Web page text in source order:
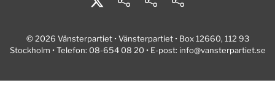
© 2026 Vänsterpartiet • Vänsterpartiet • Box 12660, 112 93
Stockholm • Telefon: 08-654 08 20 • E-post: info@vansterpartiet.se